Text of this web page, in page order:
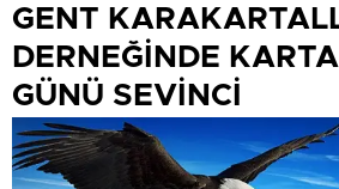
GENT
DERNEĞİNDE
GÜNÜ SEVİNCİ